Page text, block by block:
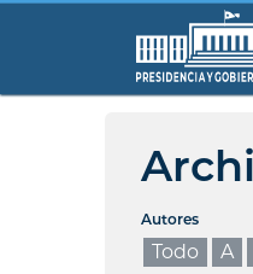
Autores
Todo A